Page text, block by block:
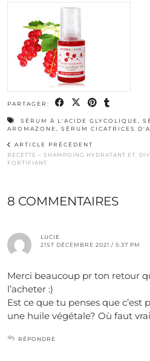
PARTAGER:
SÉRUM À L'ACIDE GLYCOLIQUE
AROMAZONE
SÉRUM CICATRICES
ARTICLE PRÉCÉDENT
RECETTE – SHAMPOING HYDRATANT ET
FORTIFIANT
8 COMMENTAIRES
LUCIE
21ST DÉCEMBRE 2021 / 5:37 PM
Merci beaucoup pr ton retour
l’acheter :)
Est ce que tu penses que c’est
une huile végétale? Où faut
RÉPONDRE